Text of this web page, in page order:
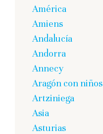
América
Amiens
Andalucía
Andorra
Annecy
Aragón con niños
Artziniega
Asia
Asturias